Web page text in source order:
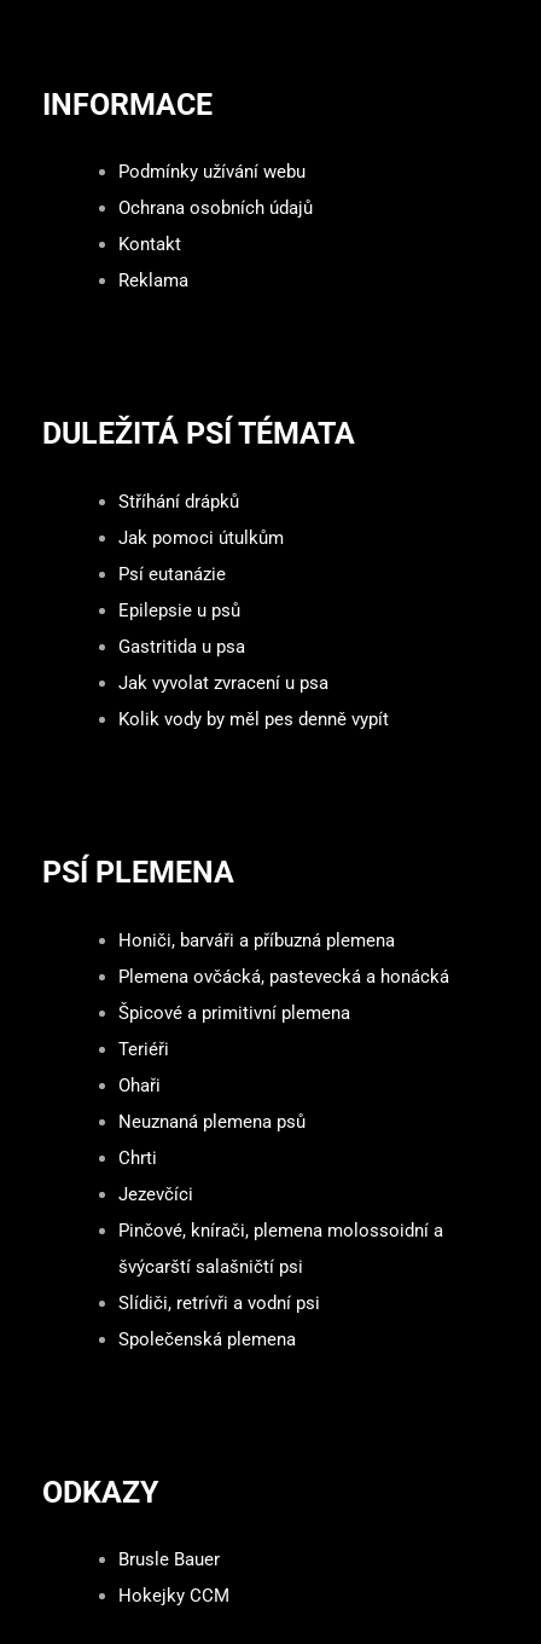
INFORMACE
Podmínky užívání webu
Ochrana osobních údajů
Kontakt
Reklama
DULEŽITÁ PSÍ TÉMATA
Stříhání drápků
Jak pomoci útulkům
Psí eutanázie
Epilepsie u psů
Gastritida u psa
Jak vyvolat zvracení u psa
Kolik vody by měl pes denně vypít
PSÍ PLEMENA
Honiči, barváři a příbuzná plemena
Plemena ovčácká, pastevecká a honácká
Špicové a primitivní plemena
Teriéři
Ohaři
Neuznaná plemena psů
Chrti
Jezevčíci
Pinčové, knírači, plemena molossoidní a
švýcarští salašničtí psi
Slídiči, retrívři a vodní psi
Společenská plemena
ODKAZY
Brusle Bauer
Hokejky CCM